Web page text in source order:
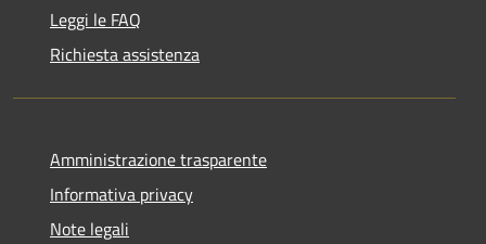
Leggi le FAQ
Richiesta assistenza
Amministrazione trasparente
Informativa privacy
Note legali